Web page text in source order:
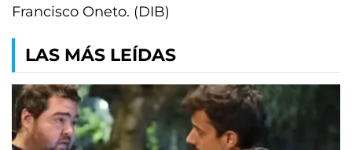
Francisco Oneto. (DIB)
LAS MÁS LEÍDAS